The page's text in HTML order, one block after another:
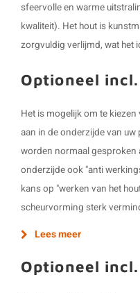
sfeervolle en warme
kwaliteit). Het hout is
zorgvuldig verlijmd, wat het
Optioneel
Het is mogelijk om te
aan in de onderzijde van
worden normaal gesproken
onderzijde ook "anti
kans op "werken van het
scheurvorming sterk
Lees meer
Optioneel